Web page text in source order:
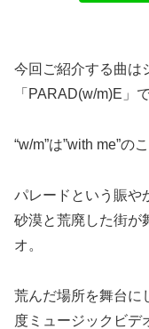
今回ご紹介する曲は
「PARAD(w/m)E」で
“w/m”は”with me”の
パレードという賑や
砂漠と荒廃した街が
オ。
荒んだ場所を舞台に
度ミュージックビデ